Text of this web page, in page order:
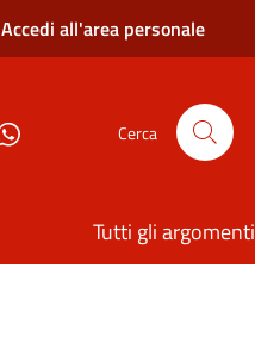
Accedi all'area personale
Cerca
Tutti gli argomenti